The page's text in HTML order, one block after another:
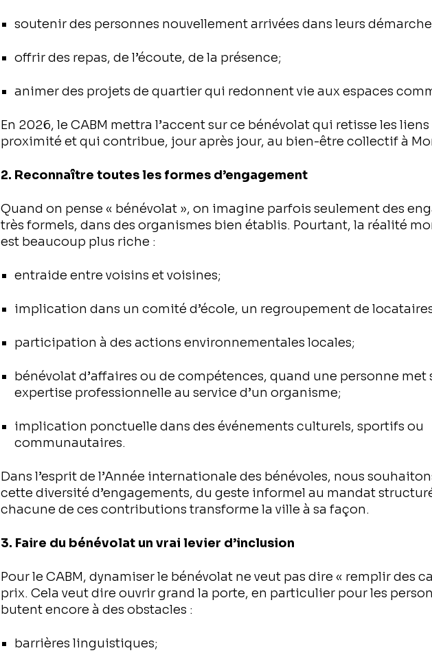
soutenir des personnes nouvellement arrivées dans leurs
offrir des repas, de l’écoute, de la présence;
animer des projets de quartier qui redonnent vie aux espaces
En 2026, le CABM mettra l’accent sur ce bénévolat qui retisse les liens
proximité et qui contribue, jour après jour, au bien-être collectif à
2. Reconnaître toutes les formes d’engagement
Quand on pense « bénévolat », on imagine parfois seulement des
très formels, dans des organismes bien établis. Pourtant, la réalité
est beaucoup plus riche :
entraide entre voisins et voisines;
implication dans un comité d’école, un regroupement de
participation à des actions environnementales locales;
bénévolat d’affaires ou de compétences, quand une personne met
expertise professionnelle au service d’un organisme;
implication ponctuelle dans des événements culturels, sportifs ou
communautaires.
Dans l’esprit de l’Année internationale des bénévoles, nous
cette diversité d’engagements, du geste informel au mandat
chacune de ces contributions transforme la ville à sa façon.
3. Faire du bénévolat un vrai levier d’inclusion
Pour le CABM, dynamiser le bénévolat ne veut pas dire « remplir des
prix. Cela veut dire ouvrir grand la porte, en particulier pour les
butent encore à des obstacles :
barrières linguistiques;